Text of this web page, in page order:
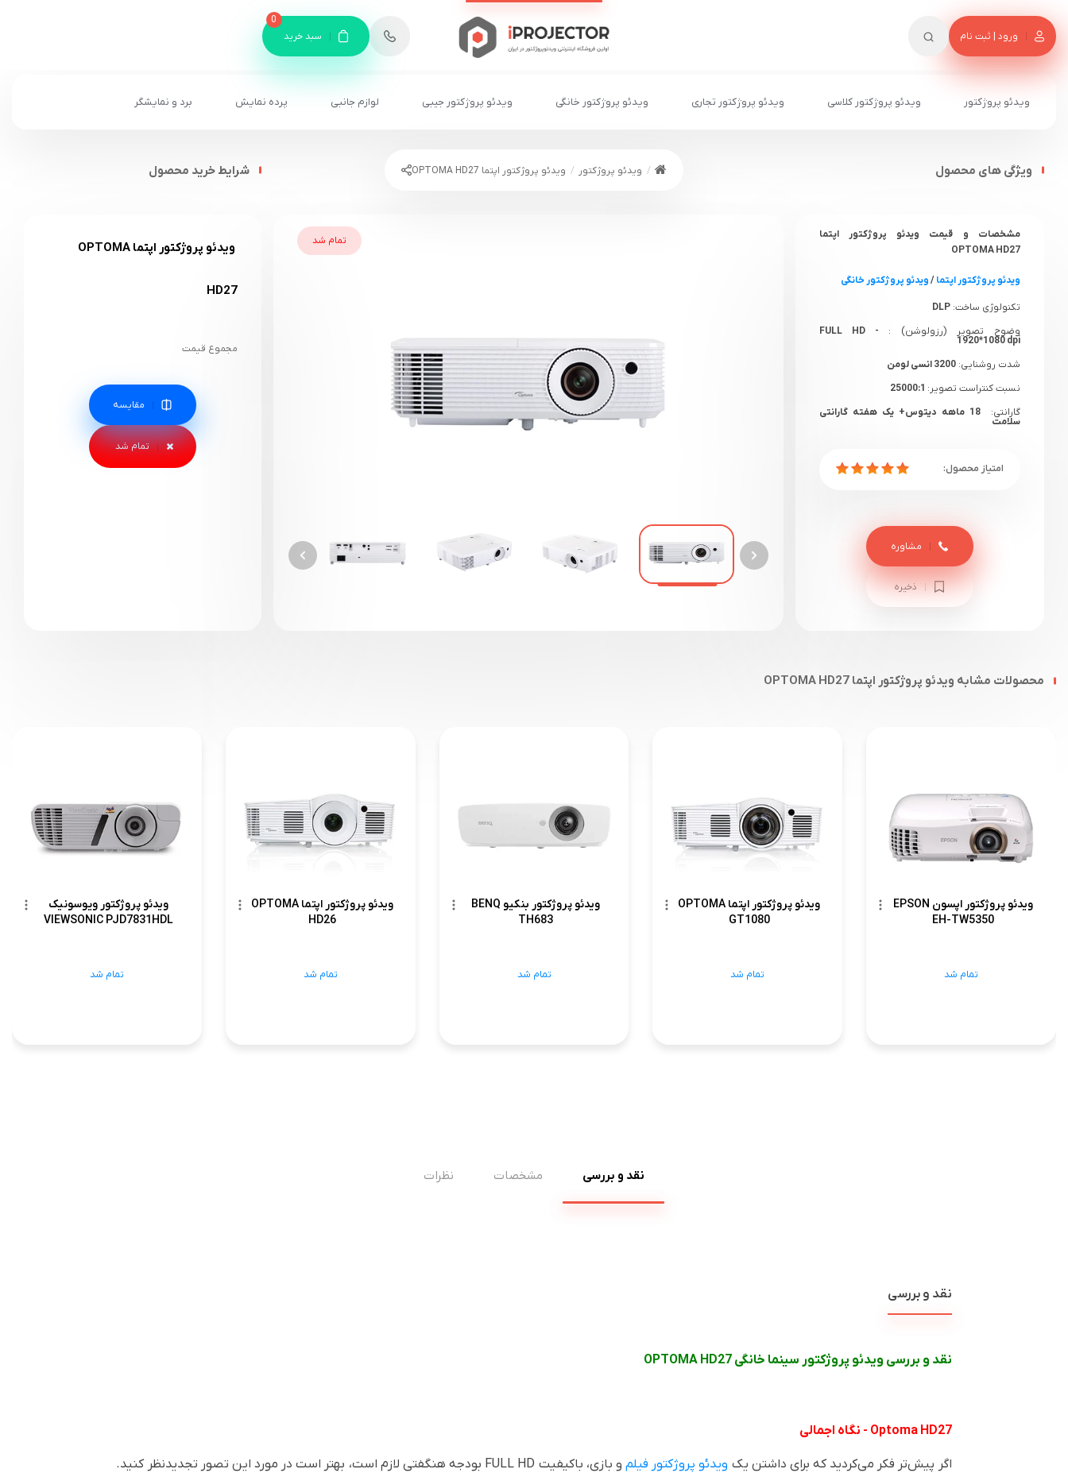
ورود | ثبت نام
8
سبد خرید
0
ویدئو پروژکتور ویدئو پروژکتور کلاسی ویدئو پروژکتور تجاری ویدئو پروژکتور خانگی ویدئو پروژکتور جیبی لوازم جانبی پرده نمایش برد و نمایشگر
ویدئو پروژکتور ویدئو پروژکتور اپتما OPTOMA HD27
تمام شد
شرایط خرید محصول
ویدئو پروژکتور اپتما OPTOMA
HD27
مجموع قیمت
مقایسه
ویژگی های محصول
مشخصات و قیمت ویدئو پروژکتور اپتما
OPTOMA HD27
ویدئو پروژکتور اپتما/ویدئو پروژکتور خانگی
تکنولوژی ساخت: DLP
وضوح تصویر (رزولوشن) :
FULL HD -
1920*1080 dpi
شدت روشنایی: 3200 انسی لومن
نسبت کنتراست تصویر:
گارانتی:
18 ماهه دیتوس+ یک هفته گارانتی
سلامت
ذخیره
مشاوره
محصولات مشابه ویدئو پروژکتور اپتما OPTOMA HD27
ویدئو پروژکتور اپسون EPSON
EH-TW5350
تمام شد
ویدئو پروژکتور اپتما OPTOMA
GT1080
تمام شد
ویدئو پروژکتور بنکیو BENQ
TH683
تمام شد
ویدئو پروژکتور اپتما OPTOMA
HD26
تمام شد
ویدئو پروژکتور ویوسونیک
VIEWSONIC PJD7831HDL
تمام شد
نقد و بررسی مشخصات نظرات
نقد و بررسی
نقد و بررسی ویدئو پروژکتور سینما خانگیOPTOMA HD27
Optoma HD27 - نگاه اجمالی
اگر پیش‌تر فکر می‌کردید که برای داشتن یک ویدئو پروژکتور فیلمو بازی، باکیفیت FULL HD بودجه هنگفتی لازم است، بهتر است در مورد این تصور تجدیدنظر کنید.